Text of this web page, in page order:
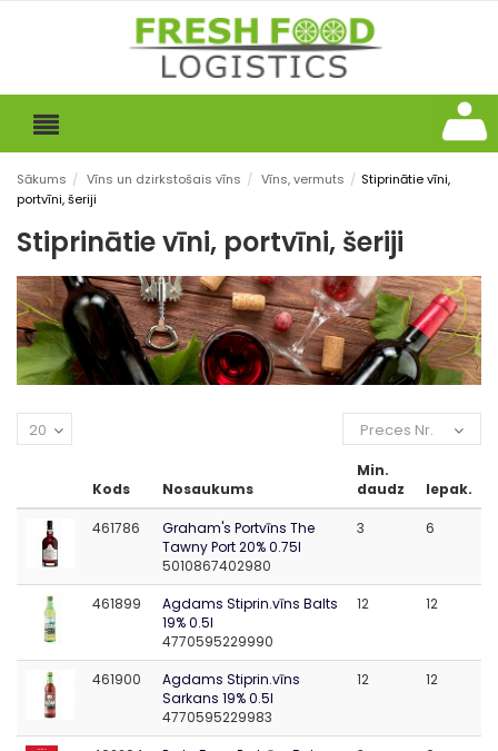
Sākums / Vīns un dzirkstošais vīns / Vīns, vermuts / Stiprinātie vīni,
portvīni, šeriji
Stiprinātie vīni, portvīni, šeriji
Preces Nr.
20
Kods Nosaukums
Min.
daudz
Iepak.
461786
Graham's Portvīns The
Tawny Port 20% 0.75l
5010867402980
3 6
461899
Agdams Stiprin.vīns Balts
19% 0.5l
4770595229990
12 12
461900
Agdams Stiprin.vīns
Sarkans 19% 0.5l
4770595229983
12 12
IESAKĀM